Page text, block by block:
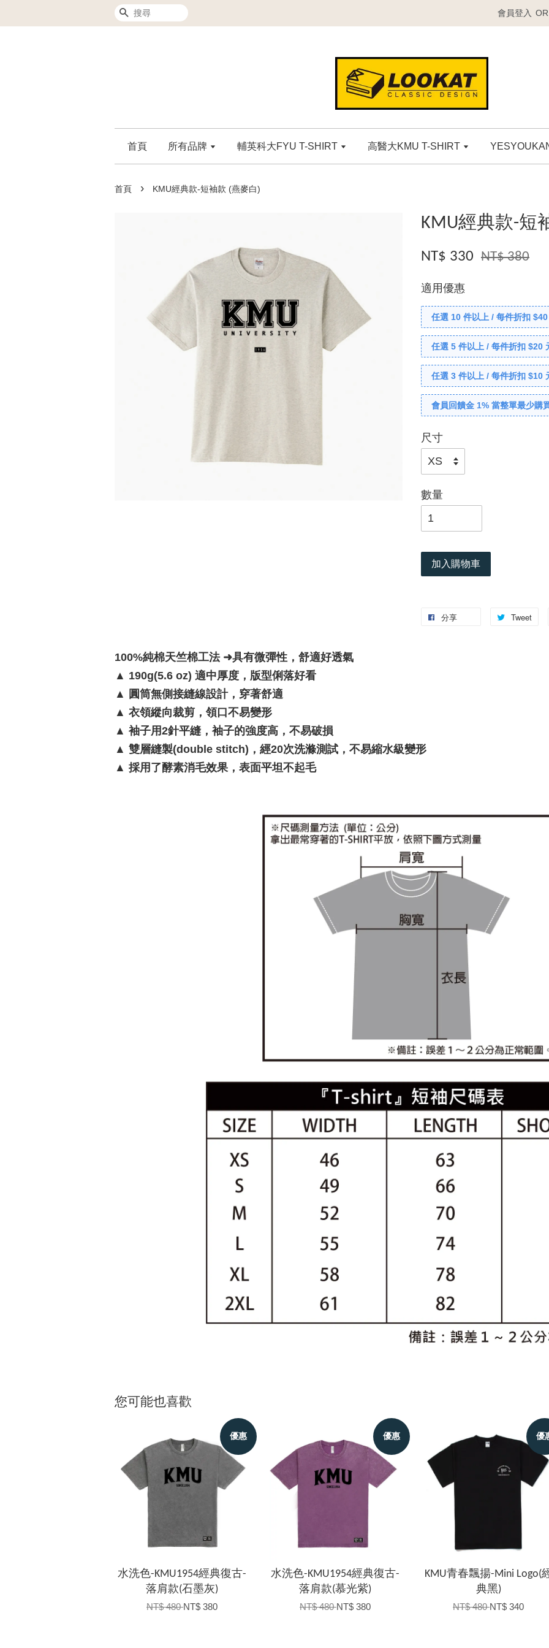
搜尋 會員登入 OR
首頁 所有品牌 輔英科大FYU T-SHIRT 高醫大KMU T-SHIRT
首頁 › KMU經典款-短袖款 (燕麥白)
KMU經典款-短
NT$ 330 NT$ 380
適用優惠
任選 10 件以上 / 每件折扣
任選 5 件以上 / 每件折扣 $20
任選 3 件以上 / 每件折扣 $10
會員回饋金 1% 當整單最少購
尺寸
數量
加入購物車
分享 Tweet
100%純棉天竺棉工法 ➜具有微彈性，舒適好透氣
▲ 190g(5.6 oz) 適中厚度，版型俐落好看
▲ 圓筒無側接縫線設計，穿著舒適
▲ 衣領縱向裁剪，領口不易變形
▲ 袖子用2針平縫，袖子的強度高，不易破損
▲ 雙層縫製(double stitch)，經20次洗滌測試，不易縮水級變形
▲ 採用了酵素消毛效果，表面平坦不起毛
您可能也喜歡
優惠
水洗色-KMU1954經典復古-
落肩款(石墨灰)
NT$ 480NT$ 380
優惠
水洗色-KMU1954經典復古-
落肩款(慕光紫)
NT$ 480NT$ 380
優
KMU青春飄揚-Mini Logo(
典黑)
NT$ 480NT$ 340